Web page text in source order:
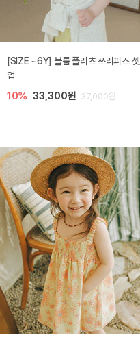
[SIZE ~6Y] 블룸 플리츠 쓰리피스 셋
업
10% 33,300원 37,000원